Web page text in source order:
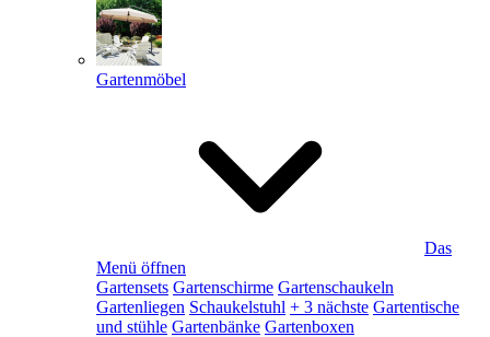
Gartenmöbel
Das
Menü öffnen
Gartensets Gartenschirme Gartenschaukeln
Gartenliegen Schaukelstuhl + 3 nächste Gartentische
und stühle Gartenbänke Gartenboxen